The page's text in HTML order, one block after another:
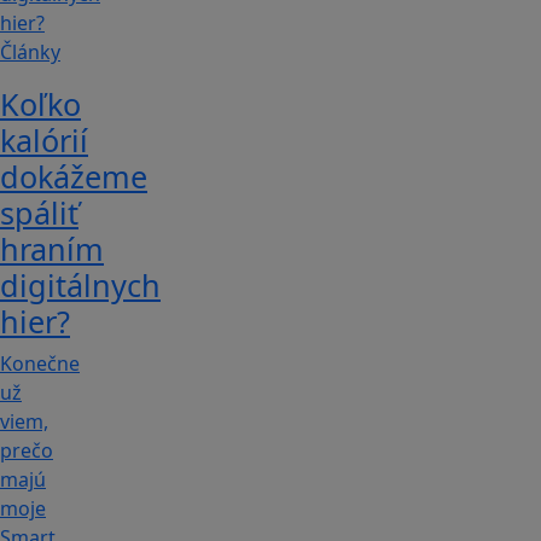
Články
Koľko
kalórií
dokážeme
spáliť
hraním
digitálnych
hier?
Konečne
už
viem,
prečo
majú
moje